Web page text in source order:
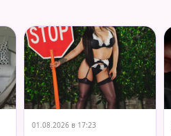
01.08.2026 в 17:23